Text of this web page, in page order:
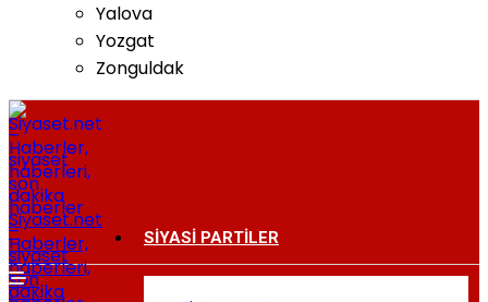
Yalova
Yozgat
Zonguldak
Siyaset.net
–
Haberler,
siyaset
haberleri,
son
dakika
SIYASI PARTILER